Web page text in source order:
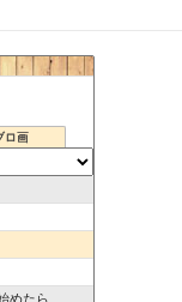
ロ画
めたら